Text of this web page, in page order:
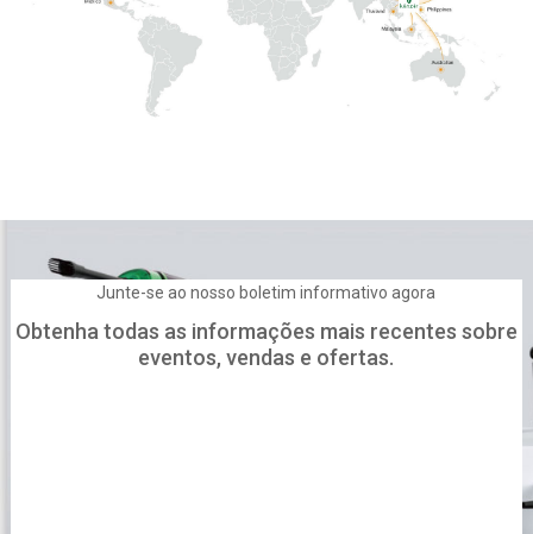
Junte-se ao nosso boletim informativo agora
Obtenha todas as informações mais recentes sobre
eventos, vendas e ofertas.